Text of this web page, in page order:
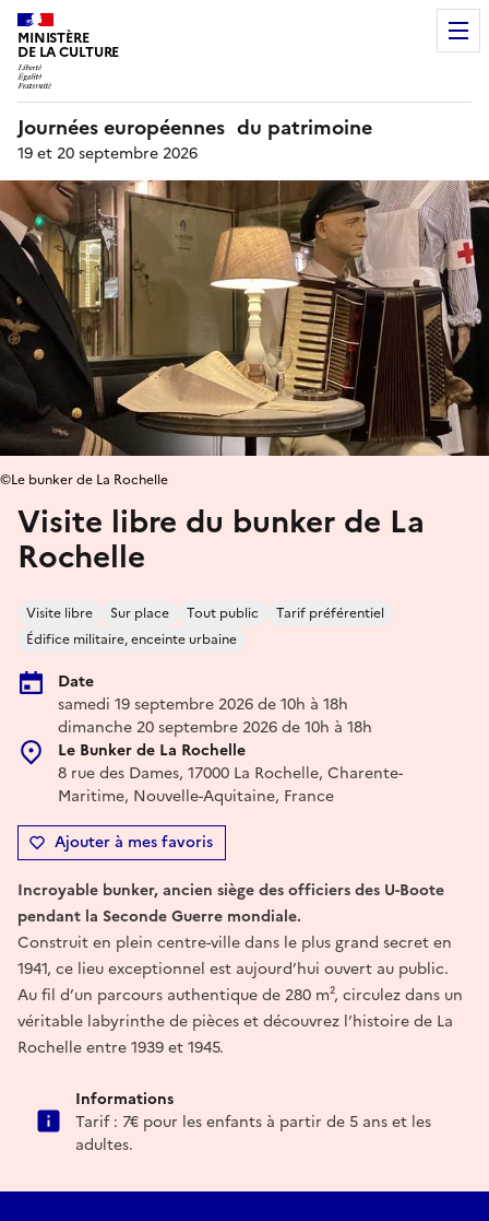
MINISTÈRE
DE LA CULTURE
Journées européennes du patrimoine
19 et 20 septembre 2026
Visite libre du bunker de La
Rochelle
Visite libre Sur place Tout public
Tarif préférentiel
Édifice militaire, enceinte urbaine
Date
samedi 19 septembre 2026 de 10h à 18h
dimanche 20 septembre 2026 de 10h à 18h
Le Bunker de La Rochelle
8 rue des Dames, 17000 La Rochelle, Charente-
Maritime, Nouvelle-Aquitaine, France
Ajouter à mes favoris
©Le bunker de La Rochelle
Incroyable bunker, ancien siège des officiers des U-Boote
pendant la Seconde Guerre mondiale.
Construit en plein centre-ville dans le plus grand secret en
1941, ce lieu exceptionnel est aujourd’hui ouvert au public.
Au fil d’un parcours authentique de 280 m², circulez dans un
véritable labyrinthe de pièces et découvrez l’histoire de La
Rochelle entre 1939 et 1945.
Informations
Tarif : 7€ pour les enfants à partir de 5 ans et les
adultes.